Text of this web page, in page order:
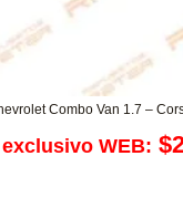
WEB: $